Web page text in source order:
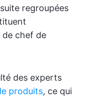
regroupées
chef de
des experts
produits, ce qui